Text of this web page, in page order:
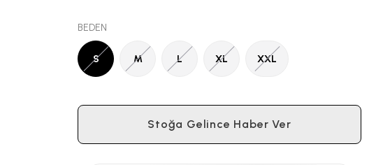
BEDEN
S M L XL XXL
Stoğa Gelince Haber Ver